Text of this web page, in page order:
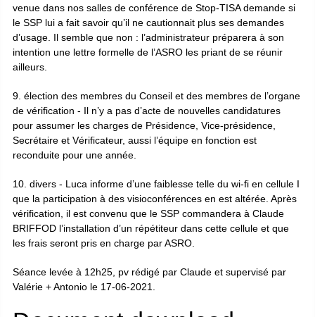
venue dans nos salles de conférence de Stop-TISA demande si
le SSP lui a fait savoir qu’il ne cautionnait plus ses demandes
d’usage. Il semble que non : l’administrateur préparera à son
intention une lettre formelle de l’ASRO les priant de se réunir
ailleurs.
9. élection des membres du Conseil et des membres de l’organe
de vérification - Il n’y a pas d’acte de nouvelles candidatures
pour assumer les charges de Présidence, Vice-présidence,
Secrétaire et Vérificateur, aussi l’équipe en fonction est
reconduite pour une année.
10. divers - Luca informe d’une faiblesse telle du wi-fi en cellule I
que la participation à des visioconférences en est altérée. Après
vérification, il est convenu que le SSP commandera à Claude
BRIFFOD l’installation d’un répétiteur dans cette cellule et que
les frais seront pris en charge par ASRO.
Séance levée à 12h25, pv rédigé par Claude et supervisé par
Valérie + Antonio le 17-06-2021.